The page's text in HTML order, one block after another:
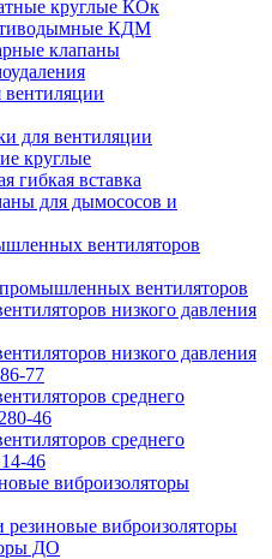
круглые КОк
КДМ
клапаны
вентиляции
для вентиляции
круглые
гибкая вставка
для дымососов и
вентиляторов
вентиляторов
низкого давления
низкого давления
77
среднего
46
среднего
46
виброизоляторы
виброизоляторы
ДО